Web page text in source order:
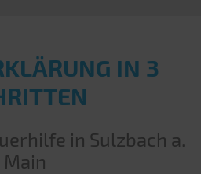
IN 3
in Sulzbach a.
Main